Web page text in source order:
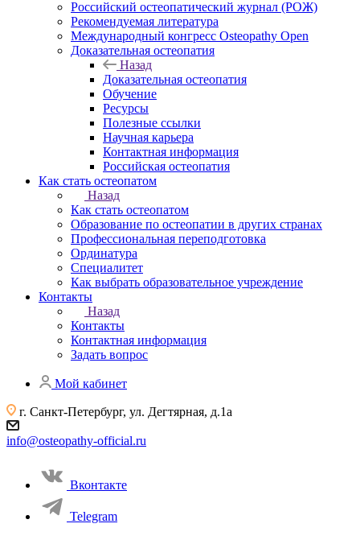
Российский остеопатический журнал (РОЖ)
Рекомендуемая литература
Международный конгресс Osteopathy Open
Доказательная остеопатия
Назад
Доказательная остеопатия
Обучение
Ресурсы
Полезные ссылки
Научная карьера
Контактная информация
Российская остеопатия
Как стать остеопатом
Назад
Как стать остеопатом
Образование по остеопатии в других странах
Профессиональная переподготовка
Ординатура
Специалитет
Как выбрать образовательное учреждение
Контакты
Назад
Контакты
Контактная информация
Задать вопрос
Мой кабинет
г. Санкт-Петербург, ул. Дегтярная, д.1а
info@osteopathy-official.ru
Вконтакте
Telegram